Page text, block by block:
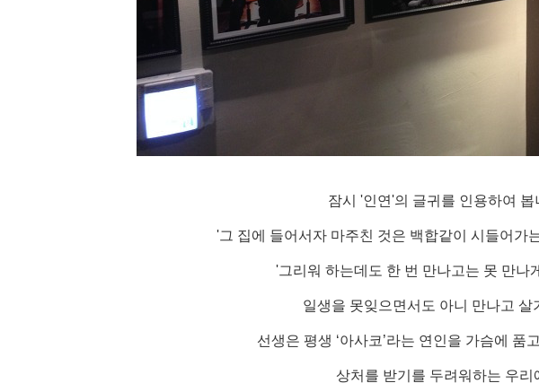
잠시 '인연'의 글귀를 인용하여 봅
'그 집에 들어서자 마주친 것은 백합같이 시들어가
'그리워 하는데도 한 번 만나고는 못 만나
일생을 못잊으면서도 아니 만나고 살
선생은 평생 ‘아사코’라는 연인을 가슴에 품
상처를 받기를 두려워하는 우리